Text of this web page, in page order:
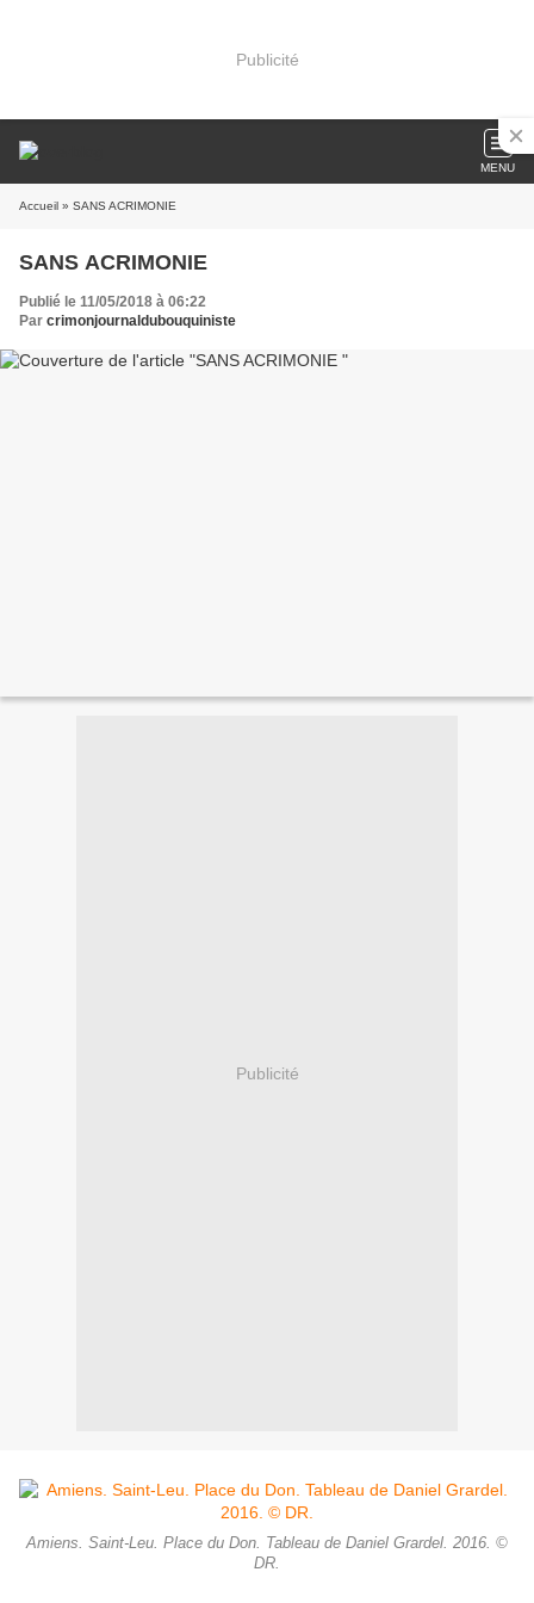
Publicité
MENU
Accueil » SANS ACRIMONIE
SANS ACRIMONIE
Publié le 11/05/2018 à 06:22
Par crimonjournaldubouquiniste
Publicité
Amiens. Saint-Leu. Place du Don. Tableau de Daniel Grardel. 2016. ©
DR.